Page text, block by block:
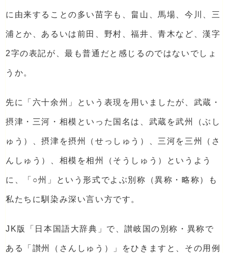
に由来することの多い苗字も、畠山、馬場、今川、三
浦とか、あるいは前田、野村、福井、青木など、漢字
2字の表記が、最も普通だと感じるのではないでしょ
うか。
先に「六十余州」という表現を用いましたが、武蔵・
摂津・三河・相模といった国名は、武蔵を武州（ぶし
ゅう）、摂津を摂州（せっしゅう）、三河を三州（さ
んしゅう）、相模を相州（そうしゅう）というよう
に、「○州」という形式でよぶ別称（異称・略称）も
私たちに馴染み深い言い方です。
JK版「日本国語大辞典」で、讃岐国の別称・異称で
ある「讃州（さんしゅう）」をひきますと、その用例